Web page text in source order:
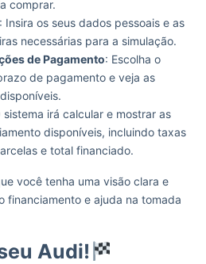
comprar.
: Insira os seus dados pessoais e as
necessárias para a simulação.
de Pagamento: Escolha o
de pagamento e veja as
sistema irá calcular e mostrar as
disponíveis, incluindo taxas
e total financiado.
você tenha uma visão clara e
financiamento e ajuda na tomada
Audi!